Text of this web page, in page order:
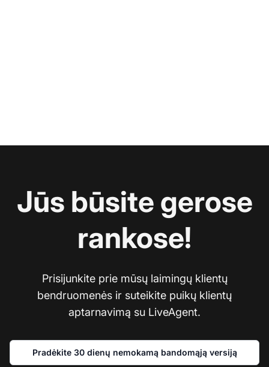
Jūs būsite gerose
rankose!
Prisijunkite prie mūsų laimingų klientų
bendruomenės ir suteikite puikų klientų
aptarnavimą su LiveAgent.
Pradėkite 30 dienų nemokamą bandomąją versiją